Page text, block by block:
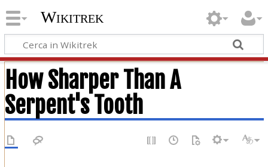
Wikitrek
How Sharper Than A
Serpent's Tooth